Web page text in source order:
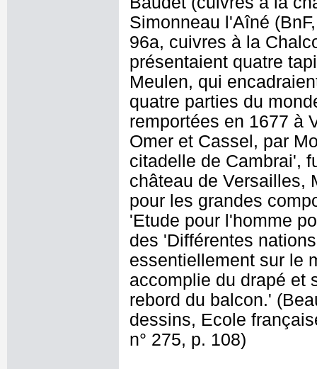
Simonneau l'Aîné
96a, cuivres à la
présentaient quatre
Meulen, qui
quatre parties du
remportées en 1677 à
Omer et Cassel, par
citadelle de Cambrai',
château de Versailles,
pour les grandes
'Etude pour l'homme
des 'Différentes
essentiellement sur le
accomplie du drapé et
rebord du balcon.'
dessins, Ecole
n° 275, p. 108)